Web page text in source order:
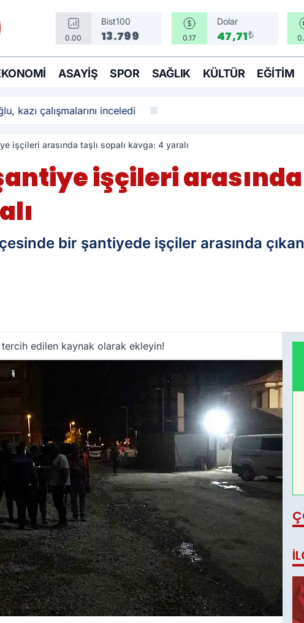
0.00
Bist100
13.799 0.17
Dolar
47,71₺
ASAYIŞ SPOR SAĞLIK KÜLTÜR EĞITIM
kazı çalışmalarını inceledi
işçileri arasında taşlı sopalı kavga: 4 yaralı
işçileri arasında
bir şantiyede işçiler arasında
tercih edilen kaynak olarak ekleyin!